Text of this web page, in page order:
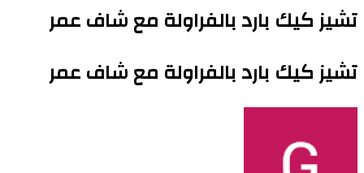
تشيز كيك بارد بالفراولة مع شاف عمر
تشيز كيك بارد بالفراولة مع شاف عمر